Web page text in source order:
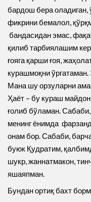
бардош бера оладиган,
фикрини бемалол,
бандасидан эмас,
қилиб тарбиялашим
ғояга қарши ғоя,
курашмоқни
Мана шу орзуларни
Ҳаёт – бу кураш
ғолиб бўламан.
менинг ёнимда
онам бор. Сабаби,
буюк Қудратим,
шукр, жаннатмакон,
яшаяпман.
Бундан ортиқ бахт